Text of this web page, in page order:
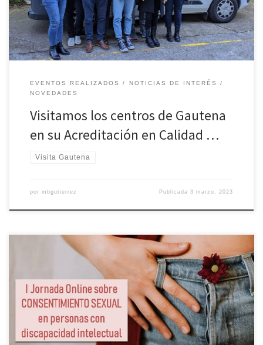
EVENTOS REALIZADOS
NOTICIAS DE INTERÉS
NOVEDADES
Visitamos los centros de Gautena
en su Acreditación en Calidad …
Visita Gautena
por mbgutierrez Publicada3 marzo, 2023
http://blogs.uned.es/protedis/resumen-de-la-i-jornada-sobre-
consentimiento-sexual/